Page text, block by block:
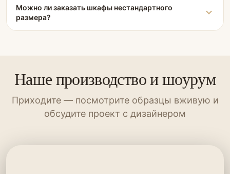
Можно ли заказать шкафы нестандартного
размера?
Наше производство и шоурум
Приходите — посмотрите образцы вживую и
обсудите проект с дизайнером